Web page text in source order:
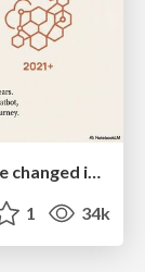
1 34k